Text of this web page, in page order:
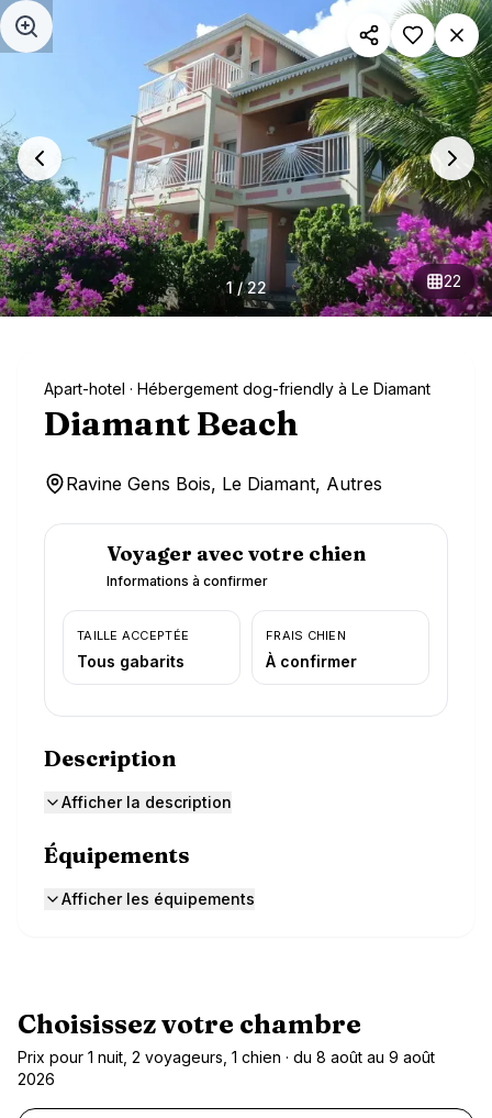
Aller au contenu principal
1/22 22
Apart-hotel · Hébergement dog-friendly à Le Diamant
Diamant Beach
Ravine Gens Bois, Le Diamant, Autres
Voyager avec votre chien
Informations à confirmer
TAILLE ACCEPTÉE
Tous gabarits
FRAIS CHIEN
À confirmer
Description
Afficher la description
Équipements
Afficher les équipements
Choisissez votre chambre
Prix pour 1 nuit, 2 voyageurs, 1 chien · du 8 août au 9 août
2026